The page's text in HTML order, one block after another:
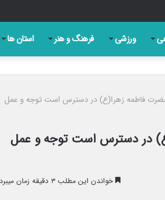
ورزشی فرهنگ و هنر استان ها
فاطمه زهرا(ع) در دسترس است توجه و عمل
در دسترس است توجه و عمل
خواندن این مطلب ۳ دقیقه زمان میبرد